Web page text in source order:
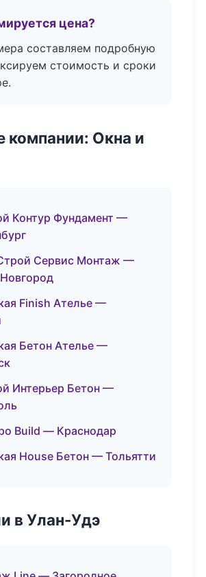
цена?
составляем подробную
стоимость и сроки
компании: Окна и
Контур Фундамент —
Сервис Монтаж —
Finish Ателье —
Бетон Ателье —
Интерьер Бетон —
Build — Краснодар
House Бетон — Тольятти
в Улан-Удэ